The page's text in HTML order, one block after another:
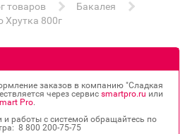
товаров
Бакалея
Хрутка 800г
заказов в компанию "Сладкая
через сервис smartpro.ru или
Pro.
и работы с системой обращайтесь по
8 800 200‐75‐75